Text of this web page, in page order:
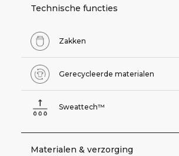
Technische functies
Zakken
Gerecycleerde materialen
Sweattech™
Materialen & verzorging